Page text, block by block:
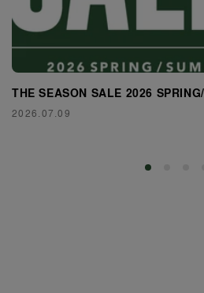
THE SEASON SALE 2026
2026.07.09